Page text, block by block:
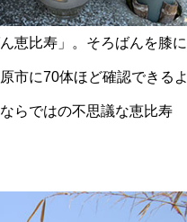
島原市］喜ばれるチョコ♡久
チョコレートのバレンタイン
恵比寿」。そろばんを膝に
市に70体ほど確認できるよ
らではの不思議な恵比寿